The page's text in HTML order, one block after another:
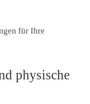
für Ihre
physische